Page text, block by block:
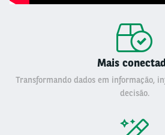
Mais
Transformando dados em informação,
decisão.